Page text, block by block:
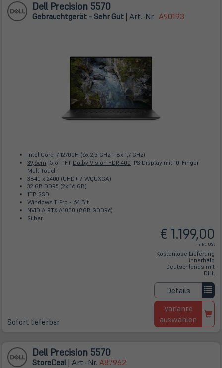
Dell Precision 5570
Gebrauchtgerät - Sehr Gut | Art.-Nr. A90193
Intel Core i7-12700H (6x 2,3 GHz + 8x 1,7 GHz)
39,6cm 15,6" TFT Dolby Vision HDR 400 IPS Display mit 10-Finger
MultiTouch
3840 x 2400 (UHD+ / WQUXGA)
32 GB DDR5 (2x 16 GB)
1TB SSD
Windows 11 Pro - 64 Bit
NVIDIA RTX A1000 (8GB GDDR6)
Silber
Sofort lieferbar
€ 1.199,00
inkl. USt
Kostenlose Lieferung
innerhalb
Deutschlands mit
DHL
Details
Variante
auswählen
Dell Precision 5570
StoreDeal | Art.-Nr. A87962